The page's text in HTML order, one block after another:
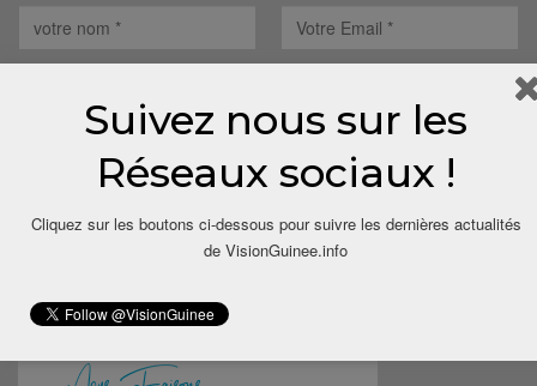
Save my name, email, and website in this browser for the next
Suivez nous sur les
Réseaux sociaux !
Cliquez sur les boutons ci-dessous pour suivre les dernières actualités
de VisionGuinee.info